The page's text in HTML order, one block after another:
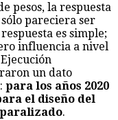
pesos, la respuesta
pareciera ser
es simple;
influencia a nivel
un dato
para los años 2020
el diseño del
.